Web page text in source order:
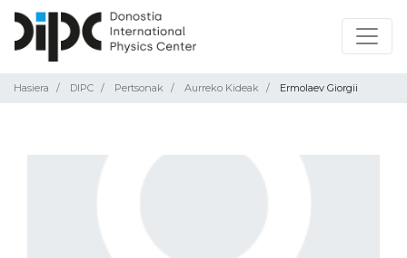
Hasiera DIPC Pertsonak Aurreko Kideak Ermolaev Giorgii